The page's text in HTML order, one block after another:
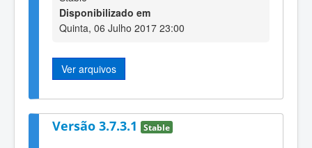
Disponibilizado em
Quinta, 06 Julho 2017 23:00
Ver arquivos
Versão 3.7.3.1 Stable